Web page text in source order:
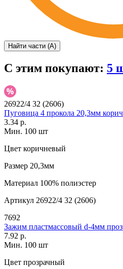
Найти части (А)
С этим покупают: 5
26922/4 32 (2606)
Пуговица 4 прокола 20,3мм
3.34 р.
Мин. 100 шт
Цвет коричневый
Размер 20,3мм
Материал 100% полиэстер
Артикул 26922/4 32 (2606)
7692
Зажим пластмассовый d-4мм
7.92 р.
Мин. 100 шт
Цвет прозрачный